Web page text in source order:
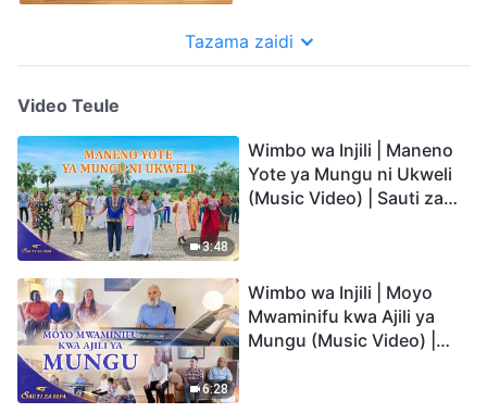
Tazama zaidi
Video Teule
3:48
Wimbo wa Injili | Maneno
Yote ya Mungu ni Ukweli
(Music Video) | Sauti za
6:28
Wimbo wa Injili | Moyo
Mwaminifu kwa Ajili ya
Mungu (Music Video) |